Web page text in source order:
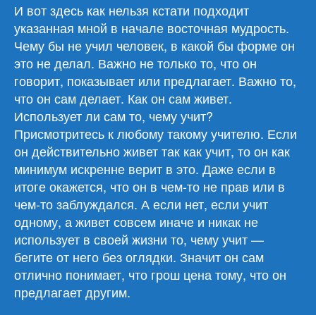
И вот здесь как нельзя кстати подходит
указанная мной в начале восточная мудрость.
Чему бы не учил человек, в какой бы форме он
это не делал. Важно не только то, что он
говорит, показывает или предлагает. Важно то,
что он сам делает. Как он сам живет.
Использует ли сам то, чему учит?
Присмотритесь к любому такому учителю. Если
он действительно живет так как учит, то он как
минимум искренне верит в это. Даже если в
итоге окажется, что он в чем-то не прав или в
чем-то заблуждался. А если нет, если учит
одному, а живет совсем иначе и никак не
использует в своей жизни то, чему учит —
бегите от него без оглядки. Значит он сам
отлично понимает, что грош цена тому, что он
предлагает другим.